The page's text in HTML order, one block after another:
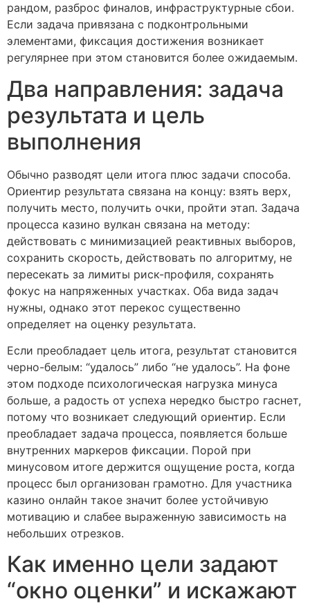
рандом, разброс финалов, инфраструктурные сбои.
Если задача привязана с подконтрольными
элементами, фиксация достижения возникает
регулярнее при этом становится более ожидаемым.
Два направления: задача
результата и цель
выполнения
Обычно разводят цели итога плюс задачи способа.
Ориентир результата связана на концу: взять верх,
получить место, получить очки, пройти этап. Задача
процесса казино вулкан связана на методу:
действовать с минимизацией реактивных выборов,
сохранить скорость, действовать по алгоритму, не
пересекать за лимиты риск-профиля, сохранять
фокус на напряженных участках. Оба вида задач
нужны, однако этот перекос существенно
определяет на оценку результата.
Если преобладает цель итога, результат становится
черно-белым: “удалось” либо “не удалось”. На фоне
этом подходе психологическая нагрузка минуса
больше, а радость от успеха нередко быстро гаснет,
потому что возникает следующий ориентир. Если
преобладает задача процесса, появляется больше
внутренних маркеров фиксации. Порой при
минусовом итоге держится ощущение роста, когда
процесс был организован грамотно. Для участника
казино онлайн такое значит более устойчивую
мотивацию и слабее выраженную зависимость на
небольших отрезков.
Как именно цели задают
“окно оценки” и искажают